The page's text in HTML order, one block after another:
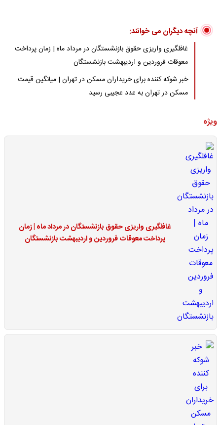
آنچه دیگران می خوانند:
غافلگیری واریزی حقوق بازنشستگان در مرداد ماه | زمان پرداخت
معوقات فروردین و اردیبهشت بازنشستگان
خبر شوکه کننده برای خریداران مسکن در تهران | میانگین قیمت
مسکن در تهران به عدد عجیبی رسید
ویژه
غافلگیری واریزی حقوق بازنشستگان در مرداد ماه | زمان
پرداخت معوقات فروردین و اردیبهشت بازنشستگان